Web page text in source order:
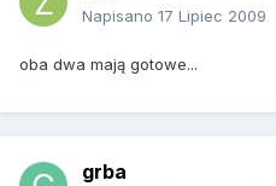
Napisano 17 Lipiec 2009
oba dwa mają gotowe...
grba